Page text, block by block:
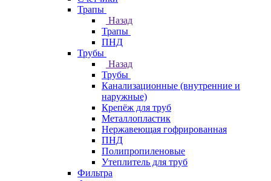
Трапы
Назад
Трапы
ПНД
Трубы
Назад
Трубы
Канализационные (внутренние и
наружные)
Крепёж для труб
Металлопластик
Нержавеющая гофрированная
ПНД
Полипропиленовые
Утеплитель для труб
Фильтра